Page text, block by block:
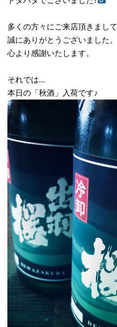
多くの方々にご来店頂きまして
誠にありがとうございました。
心より感謝いたします。
それでは…
本日の「秋酒」入荷です♪